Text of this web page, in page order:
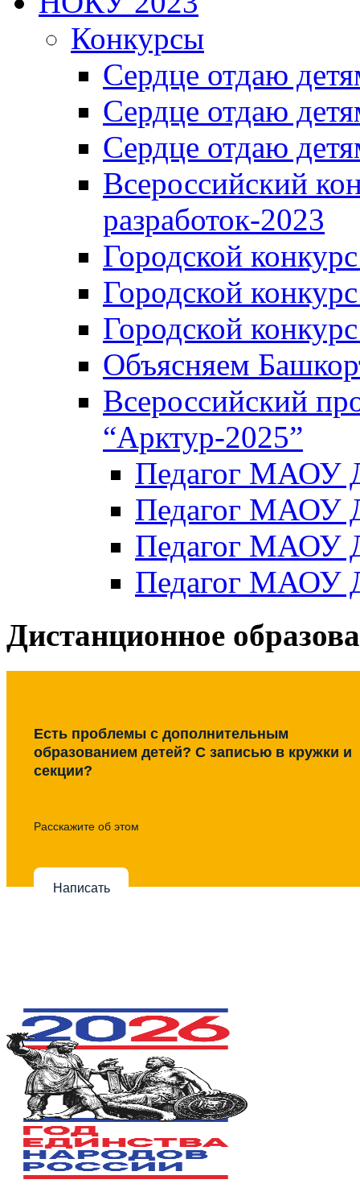
Конкурсы
Сердце отдаю
Сердце отдаю
Сердце отдаю
Всероссийский
разработок-2023
Городской
Городской
Городской
Объясняем
Всероссийский
“Арктур-2025”
Педагог МАОУ
Педагог МАОУ
Педагог МАОУ
Педагог МАОУ
Дистанционное
Есть проблемы с дополнительным
образованием детей? С записью в кружки и
секции?
Расскажите об этом
Написать